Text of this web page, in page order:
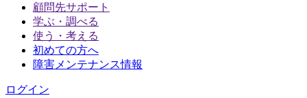
顧問先サポート
学ぶ・調べる
使う・考える
初めての方へ
障害メンテナンス情報
ログイン